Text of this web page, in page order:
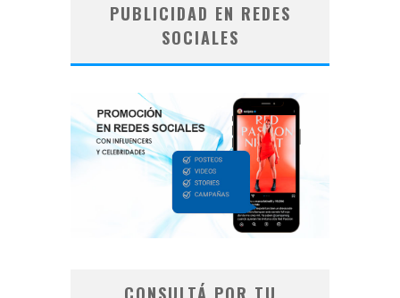
PUBLICIDAD EN REDES
SOCIALES